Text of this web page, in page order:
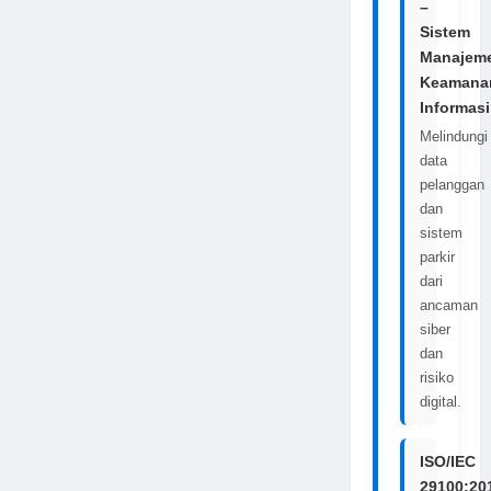
–
Sistem
Informasi
Melindungi
data
pelanggan
dan
sistem
parkir
dari
ancaman
siber
dan
risiko
digital.
ISO/IEC